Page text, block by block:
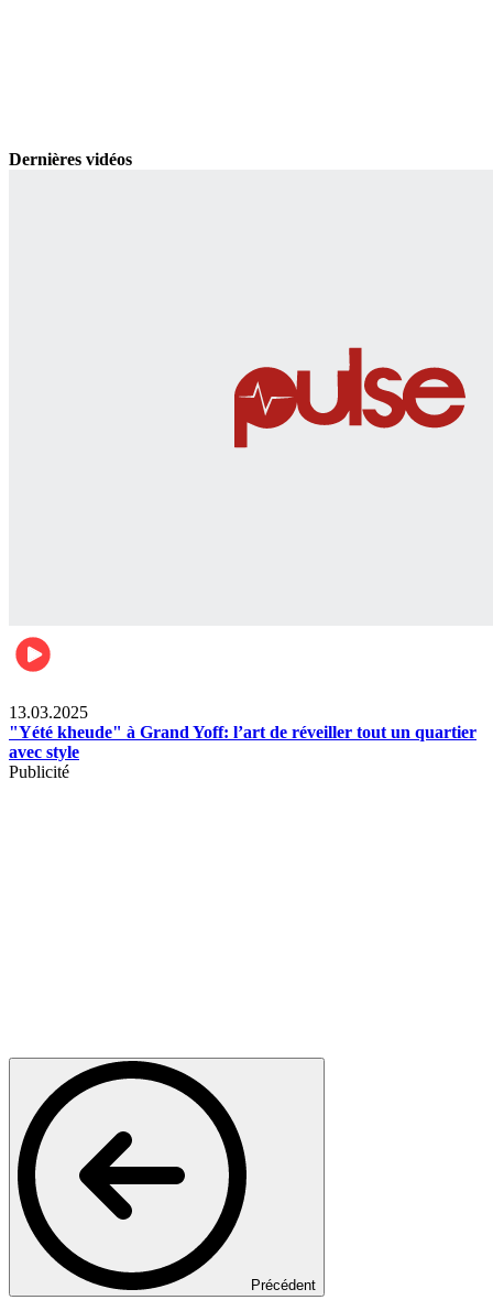
Dernières vidéos
13.03.2025
"Yété kheude" à Grand Yoff: l’art de réveiller tout un quartier
avec style
Publicité
Précédent